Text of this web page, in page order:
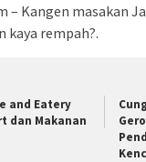
– Kangen masakan
kaya rempah?.
and Eatery
dan Makanan